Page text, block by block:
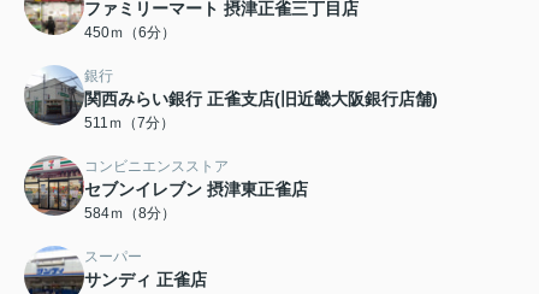
ファミリーマート 摂津正雀三丁目店
450ｍ（6分）
銀行
関西みらい銀行 正雀支店(旧近畿大阪銀行店舗)
511ｍ（7分）
コンビニエンスストア
セブンイレブン 摂津東正雀店
584ｍ（8分）
スーパー
サンディ 正雀店